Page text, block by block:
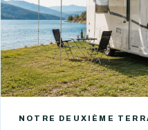
NOTRE DEUXIÈME